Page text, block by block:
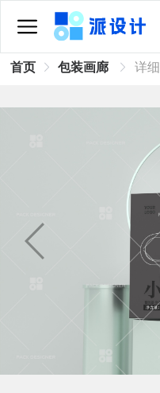
首页 包装画廊 详